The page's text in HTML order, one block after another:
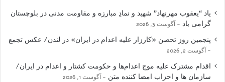
یاد “یعقوب مهرنهاد” شهید و نمادِ مبارزه و مقاومت مدنی در بلوچستان
گرامی باد
آگوست 3, 2026
پنجمین روز تحصن «کارزار علیه اعدام در ایران» در لندن/ عکس تجمع
آگوست 2, 2026
اقدام مشترک علیه موج اعدام‌ها و حکومت کشتار و اعدام در ایران/
سازمان ها و احزاب امضا کننده متن
آگوست 1, 2026